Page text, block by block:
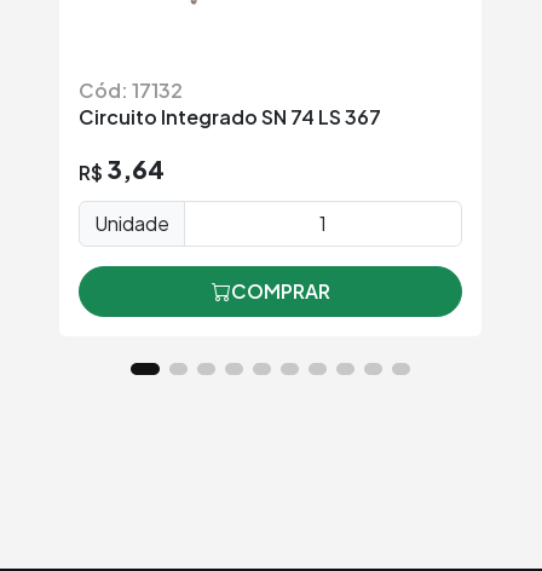
Cód: 17132
Circuito Integrado SN 74 LS 367
R$ 3,64
Unidade
COMPRAR